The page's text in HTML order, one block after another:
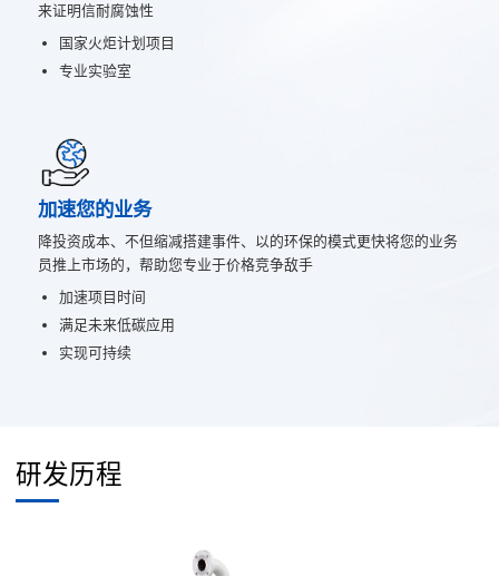
来证明信耐腐蚀性
国家火炬计划项目
专业实验室
加速您的业务
降投资成本、不但缩减搭建事件、以的环保的模式更快将您的业务
员推上市场的，帮助您专业于价格竞争敌手
加速项目时间
满足未来低碳应用
实现可持续
研发历程